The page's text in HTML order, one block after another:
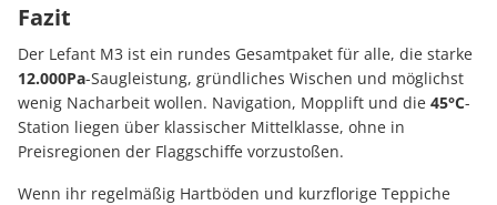
Fazit
Der Lefant M3 ist ein rundes Gesamtpaket für alle, die starke
12.000Pa-Saugleistung, gründliches Wischen und möglichst
wenig Nacharbeit wollen. Navigation, Mopplift und die 45°C-
Station liegen über klassischer Mittelklasse, ohne in
Preisregionen der Flaggschiffe vorzustoßen.
Wenn ihr regelmäßig Hartböden und kurzflorige Teppiche